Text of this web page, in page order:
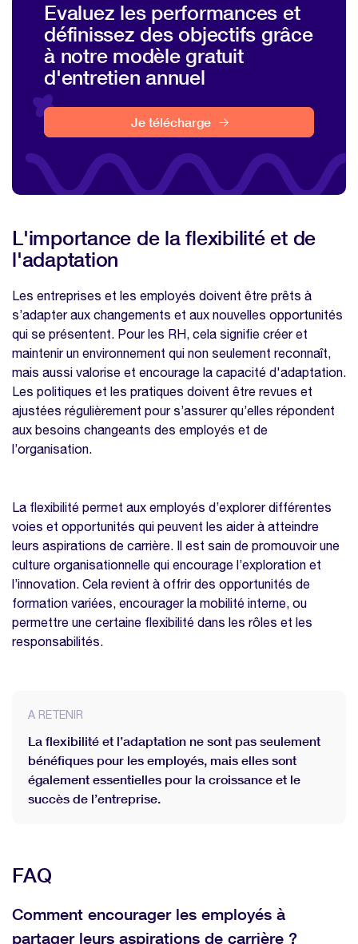
Evaluez les performances et
définissez des objectifs grâce
à notre modèle gratuit
d'entretien annuel
Je télécharge
L'importance de la flexibilité et de
l'adaptation
Les entreprises et les employés doivent être prêts à
s’adapter aux changements et aux nouvelles opportunités
qui se présentent. Pour les RH, cela signifie créer et
maintenir un environnement qui non seulement reconnaît,
mais aussi valorise et encourage la capacité d'adaptation.
Les politiques et les pratiques doivent être revues et
ajustées régulièrement pour s’assurer qu’elles répondent
aux besoins changeants des employés et de
l’organisation.
La flexibilité permet aux employés d’explorer différentes
voies et opportunités qui peuvent les aider à atteindre
leurs aspirations de carrière. Il est sain de promouvoir une
culture organisationnelle qui encourage l’exploration et
l’innovation. Cela revient à offrir des opportunités de
formation variées, encourager la mobilité interne, ou
permettre une certaine flexibilité dans les rôles et les
responsabilités.
A RETENIR
La flexibilité et l’adaptation ne sont pas seulement
bénéfiques pour les employés, mais elles sont
également essentielles pour la croissance et le
succès de l’entreprise.
FAQ
Comment encourager les employés à
partager leurs aspirations de carrière ?